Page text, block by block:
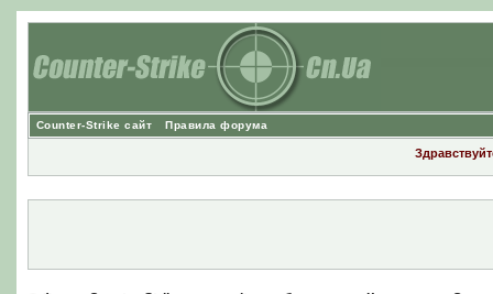
Counter-Strike сайт Правила форума